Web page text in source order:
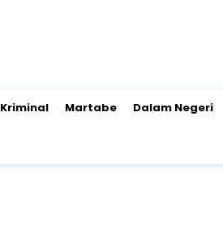
Kriminal Martabe Dalam Negeri